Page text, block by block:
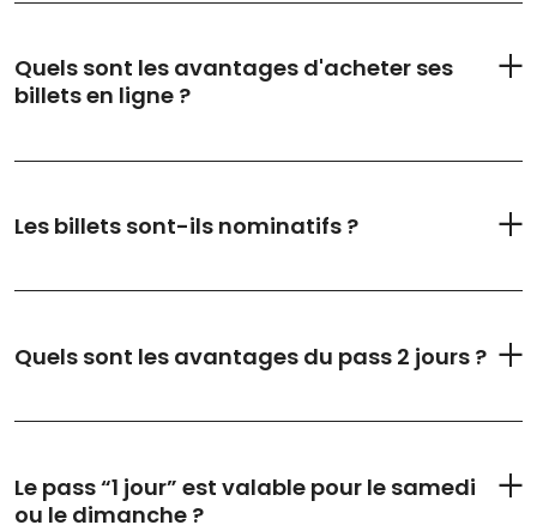
Quels sont les avantages d'acheter ses
billets en ligne ?
Les billets sont-ils nominatifs ?
Quels sont les avantages du pass 2 jours ?
Le pass “1 jour” est valable pour le samedi
ou le dimanche ?